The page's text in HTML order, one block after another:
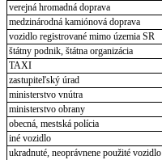
verejná hromadná doprava
medzinárodná kamiónová doprava
vozidlo registrované mimo územia SR
štátny podnik, štátna organizácia
TAXI
zastupiteľský úrad
ministerstvo vnútra
ministerstvo obrany
obecná, mestská polícia
iné vozidlo
ukradnuté, neoprávnene použité vozidlo